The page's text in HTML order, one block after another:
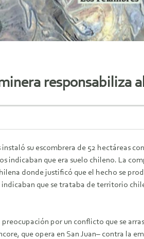
responsabiliza
instaló su escombrera de 52 hectáreas
indicaban que era suelo chileno. La
donde justificó que el hecho se
indicaban que se trataba de territorio
por un conflicto que se
que opera en San Juan– contra la